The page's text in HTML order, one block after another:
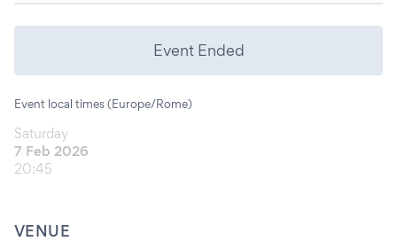
Event Ended
Event local times (Europe/Rome)
Saturday
7 Feb 2026
20:45
VENUE